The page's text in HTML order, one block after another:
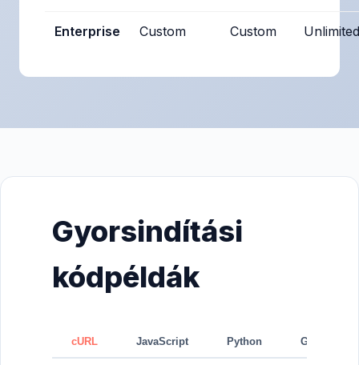
Enterprise Custom Custom Unlimited
Gyorsindítási
kódpéldák
cURL JavaScript Python GraphQL